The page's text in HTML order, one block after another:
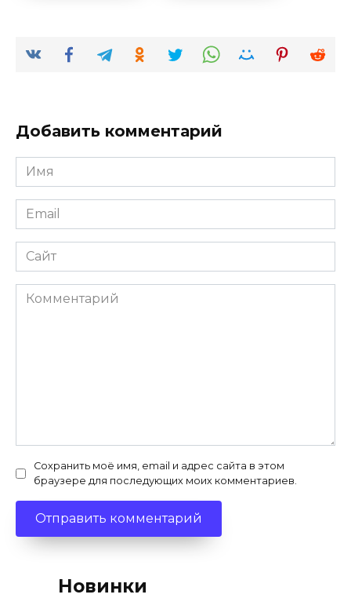
Добавить комментарий
Имя
*
Email
*
Сайт
Комментарий
Сохранить моё имя, email и адрес сайта в этом
браузере для последующих моих комментариев.
Новинки